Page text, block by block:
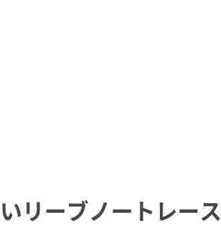
リーブノートレース